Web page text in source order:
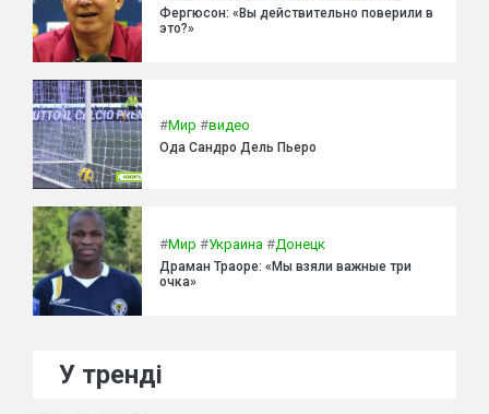
Фергюсон: «Вы действительно поверили в
это?»
#Мир #видео
Ода Сандро Дель Пьеро
#Мир #Украина #Донецк
Драман Траоре: «Мы взяли важные три
очка»
У тренді